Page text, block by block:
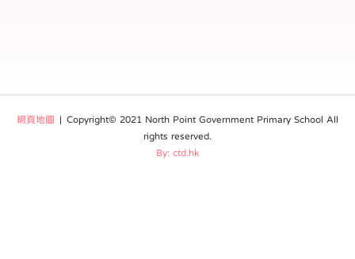
網頁地圖 | Copyright© 2021 North Point Government Primary School All
rights reserved.
By: ctd.hk